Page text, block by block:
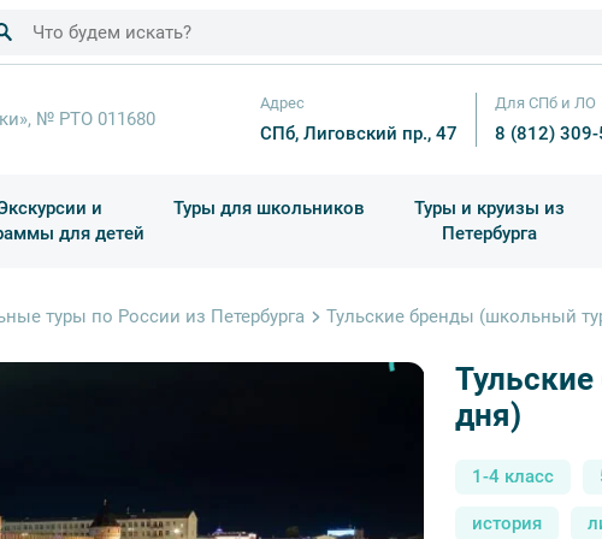
№ РТО 011680
Адрес
СПб, Лиговский пр., 47
Для СПб и ЛО
8 (812)
и
для детей
Туры для школьников
Туры и круизы из
Петербурга
туры по России из Петербурга Тульские бренды (школьный
дня)
1-4 класс
история